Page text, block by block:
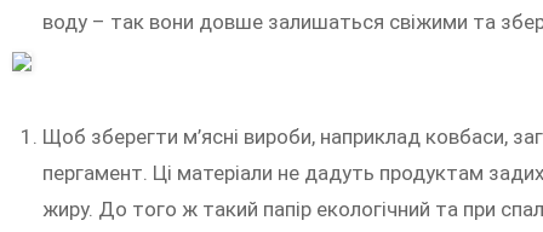
воду – так вони довше залишаться свіжими та
Щоб зберегти м’ясні вироби, наприклад ковбаси,
пергамент. Ці матеріали не дадуть продуктам
жиру. До того ж такий папір екологічний та при